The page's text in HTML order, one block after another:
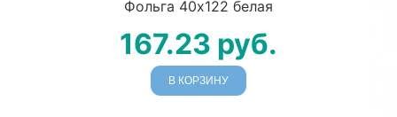
Фольга 40х122 белая
167.23 руб.
В КОРЗИНУ